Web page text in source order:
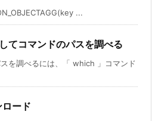
...
てコマンドのパスを調べる
を調べるには、「 which 」コマンド
ード